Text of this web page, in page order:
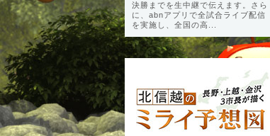
決勝までを生中継で伝えます。さら
に、abnアプリで全試合ライブ配信
を実施し、全国の高...